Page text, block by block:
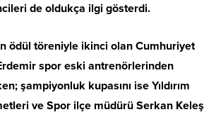
de oldukça ilgi gösterdi.
ödül töreniyle ikinci olan Cumhuriyet
spor eski antrenörlerinden
şampiyonluk kupasını ise Yıldırım
ve Spor ilçe müdürü Serkan Keleş